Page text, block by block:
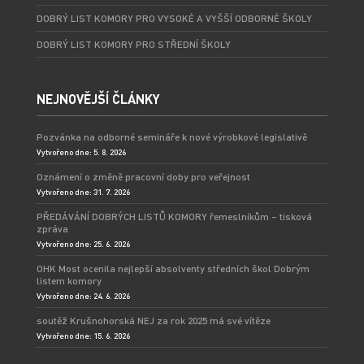
DOBRÝ LIST KOMORY PRO VYSOKÉ A VYŠŠÍ ODBORNÉ ŠKOLY
DOBRÝ LIST KOMORY PRO STŘEDNÍ ŠKOLY
NEJNOVĚJŠÍ ČLÁNKY
Pozvánka na odborné semináře k nové výrobkové legislativě
Vytvořeno dne: 5. 8. 2026
Oznámení o změně pracovní doby pro veřejnost
Vytvořeno dne: 31. 7. 2026
PŘEDÁVÁNÍ DOBRÝCH LISTŮ KOMORY řemeslníkům – tisková
zpráva
Vytvořeno dne: 25. 6. 2026
OHK Most ocenila nejlepší absolventy středních škol Dobrým
listem komory
Vytvořeno dne: 24. 6. 2026
soutěž Krušnohorská NEJ za rok 2025 má své vítěze
Vytvořeno dne: 15. 6. 2026